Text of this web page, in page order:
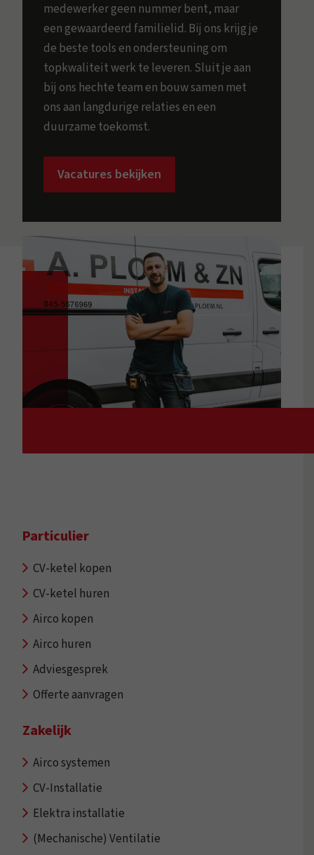
medewerker geen nummer bent, maar
een gewaardeerd familielid. Bij ons krijg je
de beste tools en ondersteuning om
topkwaliteit werk te leveren. Sluit je aan
bij ons hechte team en bouw samen met
ons aan langdurige relaties en een
duurzame toekomst.
Vacatures bekijken
Particulier
CV-ketel kopen
CV-ketel huren
Airco kopen
Airco huren
Adviesgesprek
Offerte aanvragen
Zakelijk
Airco systemen
CV-Installatie
Elektra installatie
(Mechanische) Ventilatie